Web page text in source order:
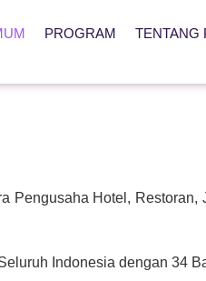
PROGRAM TENTANG
Pengusaha Hotel, Restoran,
Indonesia dengan 34